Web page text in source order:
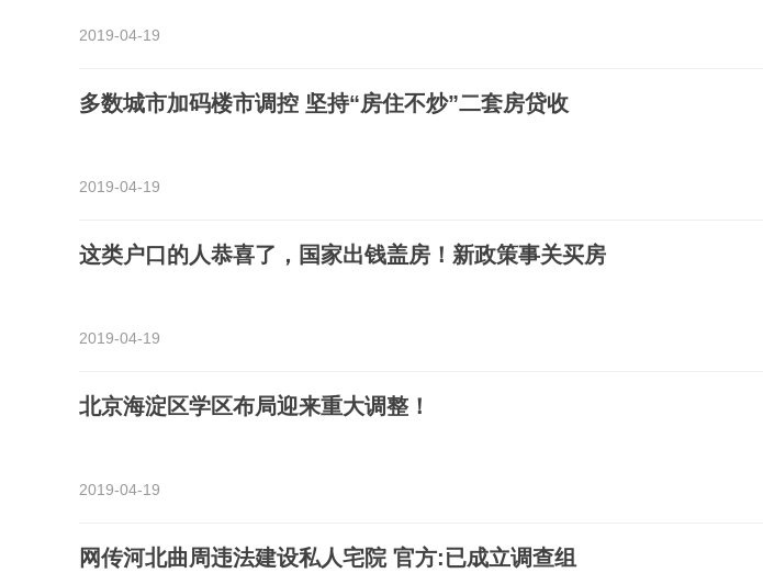
2019-04-19
多数城市加码楼市调控 坚持“房住不炒”二套房贷收
2019-04-19
这类户口的人恭喜了，国家出钱盖房！新政策事关买房
2019-04-19
北京海淀区学区布局迎来重大调整！
2019-04-19
网传河北曲周违法建设私人宅院 官方:已成立调查组